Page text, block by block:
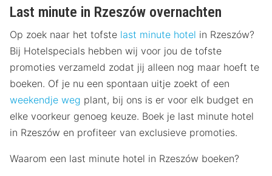
Last minute in Rzeszów overnachten
Op zoek naar het tofste last minute hotel in Rzeszów?
Bij Hotelspecials hebben wij voor jou de tofste
promoties verzameld zodat jij alleen nog maar hoeft te
boeken. Of je nu een spontaan uitje zoekt of een
weekendje weg plant, bij ons is er voor elk budget en
elke voorkeur genoeg keuze. Boek je last minute hotel
in Rzeszów en profiteer van exclusieve promoties.
Waarom een last minute hotel in Rzeszów boeken?